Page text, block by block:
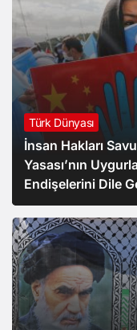
Türk Dünyası
İnsan Hakları
Yasası’nın
Endişelerini Dile